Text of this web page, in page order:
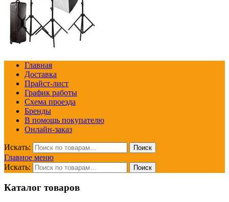
Главная
Доставка
Прайст-лист
График работы
Схема проезда
Бренды
В помощь покупателю
Онлайн-заказ
Искать: Поиск
Главное меню
Искать:
Поиск
Каталог товаров